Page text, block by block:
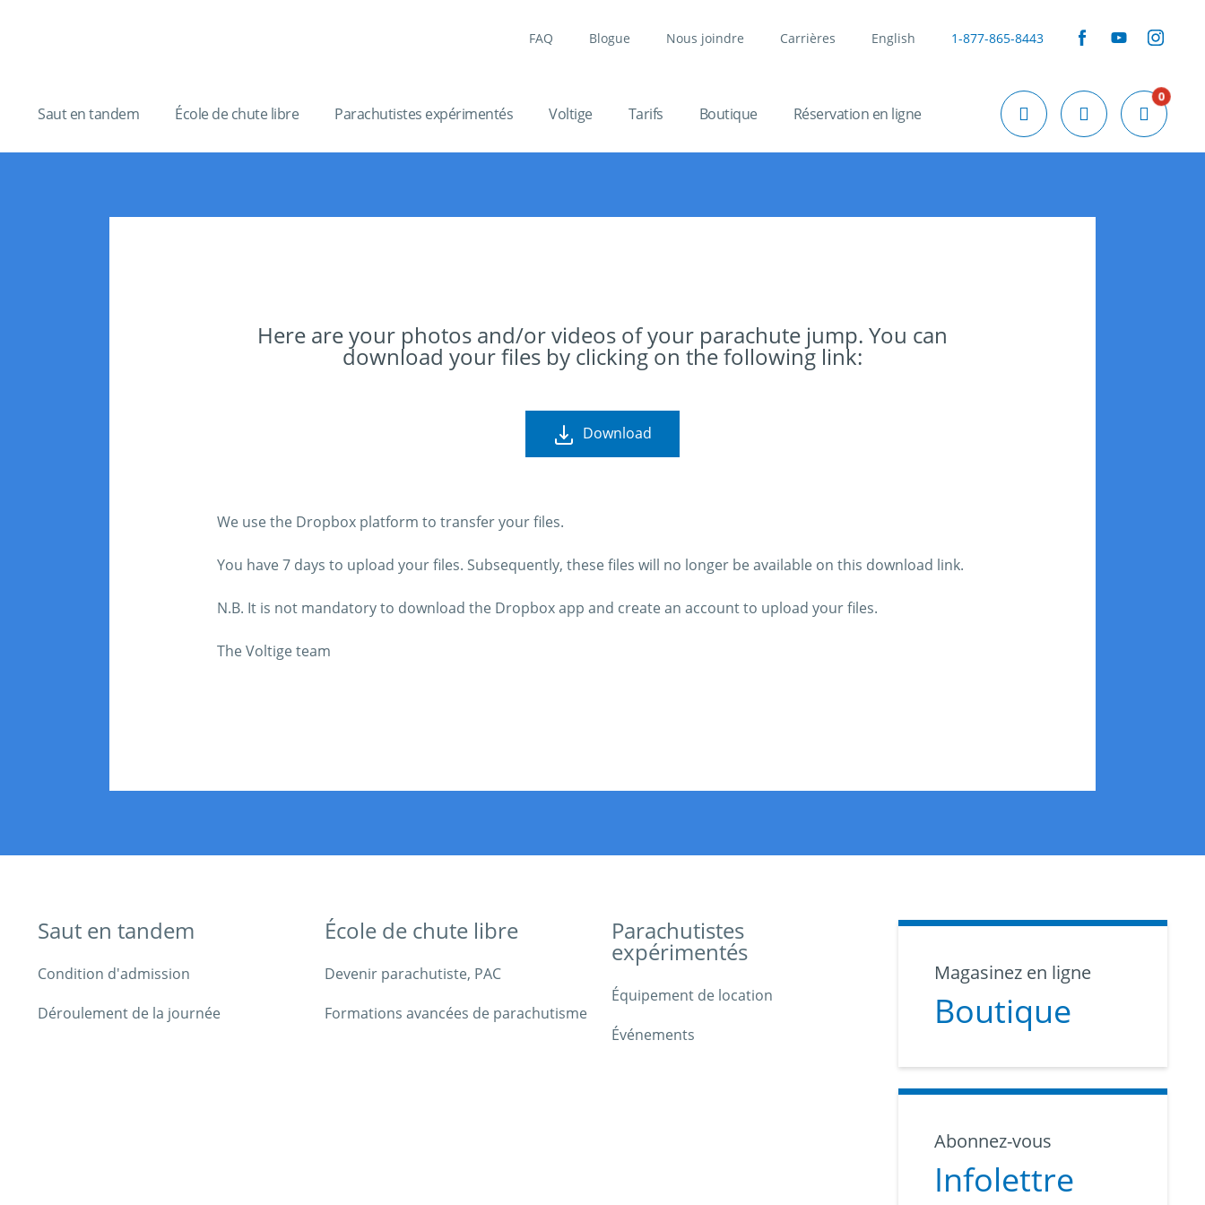
FAQ Blogue Nous joindre Carrières English 1-877-865-8443
Saut en tandem École de chute libre Parachutistes expérimentés Voltige Tarifs Boutique Réservation en ligne
0
Here are your photos and/or videos of your parachute jump. You can
download your files by clicking on the following link:
Download
We use the Dropbox platform to transfer your files.
You have 7 days to upload your files. Subsequently, these files will no longer be available on this download link.
N.B. It is not mandatory to download the Dropbox app and create an account to upload your files.
The Voltige team
Saut en tandem
Condition d'admission
Déroulement de la journée
École de chute libre
Devenir parachutiste, PAC
Formations avancées de parachutisme
Parachutistes
expérimentés
Équipement de location
Événements
Magasinez en ligne
Boutique
Abonnez-vous
Infolettre